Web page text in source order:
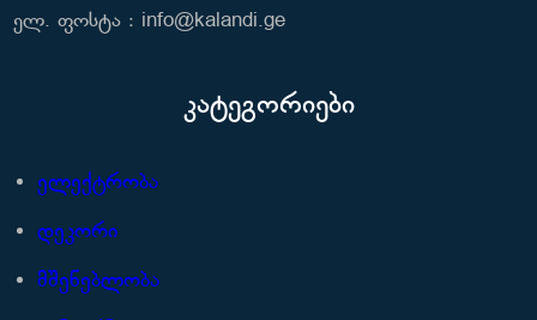
ელ. ფოსტა : info@kalandi.ge
კატეგორიები
ელექტრობა
დეკორი
მშენებლობა